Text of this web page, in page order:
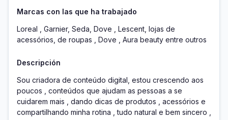
Marcas con las que ha trabajado
Loreal , Garnier, Seda, Dove , Lescent, lojas de
acessórios, de roupas , Dove , Aura beauty entre outros
Descripción
Sou criadora de conteúdo digital, estou crescendo aos
poucos , conteúdos que ajudam as pessoas a se
cuidarem mais , dando dicas de produtos , acessórios e
compartilhando minha rotina , tudo natural e bem sincero ,